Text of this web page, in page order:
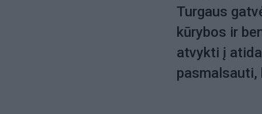
Turgaus
kūrybos ir
atvykti į
pasmalsauti,